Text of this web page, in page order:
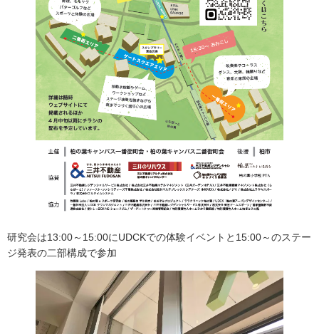
研究会は13:00～15:00にUDCKでの体験イベントと15:00～のステー
ジ発表の二部構成で参加